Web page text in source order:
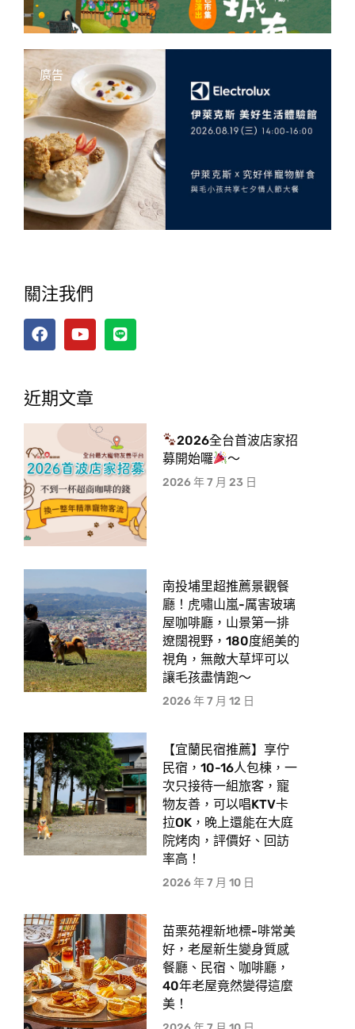
廣告
關注我們
近期文章
2026全台首波店家招
募開始囉
～
2026 年 7 月 23 日
南投埔里超推薦景觀餐
廳！虎嘯山嵐-厲害玻璃
屋咖啡廳，山景第一排
遼闊視野，180度絕美的
視角，無敵大草坪可以
讓毛孩盡情跑〜
2026 年 7 月 12 日
【宜蘭民宿推薦】享佇
民宿，10-16人包棟，一
次只接待一組旅客，寵
物友善，可以唱KTV卡
拉OK，晚上還能在大庭
院烤肉，評價好、回訪
率高！
2026 年 7 月 10 日
苗栗苑裡新地標-啡常美
好，老屋新生變身質感
餐廳、民宿、咖啡廳，
40年老屋竟然變得這麼
美！